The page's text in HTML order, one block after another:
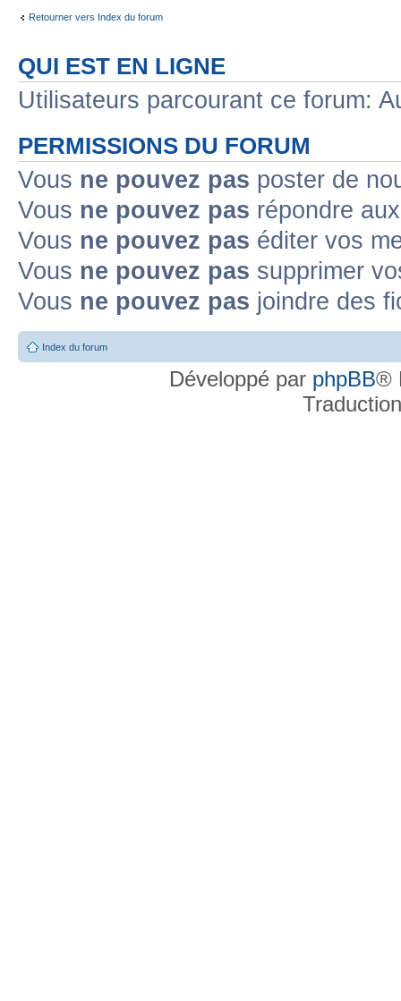
Retourner vers Index du forum
QUI EST EN LIGNE
Utilisateurs parcourant ce forum:
PERMISSIONS DU FORUM
Vous ne pouvez pas poster de
Vous ne pouvez pas répondre
Vous ne pouvez pas éditer vos
Vous ne pouvez pas supprimer
Vous ne pouvez pas joindre des
Index du forum
Développé par phpBB®